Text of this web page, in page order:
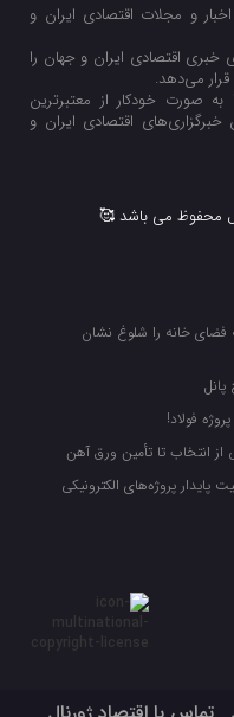
و مجلات اقتصادی ایران و
خبری اقتصادی ایران و جهان را
می‌‌دهد.
به صورت خودکار از معتبرترین
خبرگزاری‌های اقتصادی ایران و
محفوظ می باشد 🥰
فضای خانه را شلوغ نشان
فولاد!
از انتخاب تا تأمین ورق آهن
پایدار پروژه‌های الکترونیکی